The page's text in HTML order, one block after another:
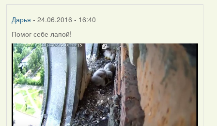
Дарья - 24.06.2016 - 16:40
Помог себе лапой!